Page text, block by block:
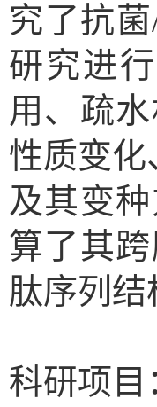
究了抗菌
研究进
用、疏
性质变
及其变
算了其
肽序列
科研项目